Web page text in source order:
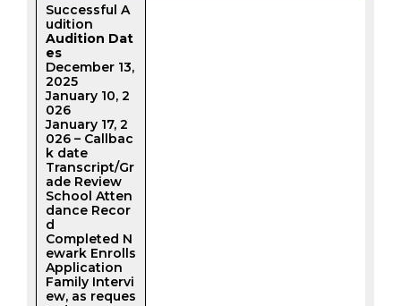
Successful A
udition
Audition Dat
es
December 13,
2025
January 10, 2
026
January 17, 2
026 – Callbac
k date
Transcript/Gr
ade Review
School Atten
dance Recor
d
Completed N
ewark Enrolls
Application
Family Intervi
ew, as reques